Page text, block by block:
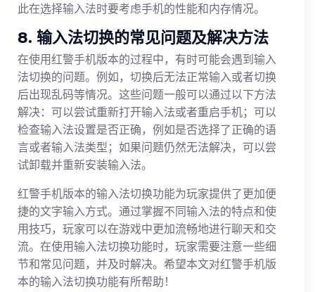
此在选择输入法时要考虑手机的性能和内存情况。
8. 输入法切换的常见问题及解决方法
在使用红警手机版本的过程中，有时可能会遇到输入
法切换的问题。例如，切换后无法正常输入或者切换
后出现乱码等情况。这些问题一般可以通过以下方法
解决：可以尝试重新打开输入法或者重启手机；可以
检查输入法设置是否正确，例如是否选择了正确的语
言或者输入法类型；如果问题仍然无法解决，可以尝
试卸载并重新安装输入法。
红警手机版本的输入法切换功能为玩家提供了更加便
捷的文字输入方式。通过掌握不同输入法的特点和使
用技巧，玩家可以在游戏中更加流畅地进行聊天和交
流。在使用输入法切换功能时，玩家需要注意一些细
节和常见问题，并及时解决。希望本文对红警手机版
本的输入法切换功能有所帮助！